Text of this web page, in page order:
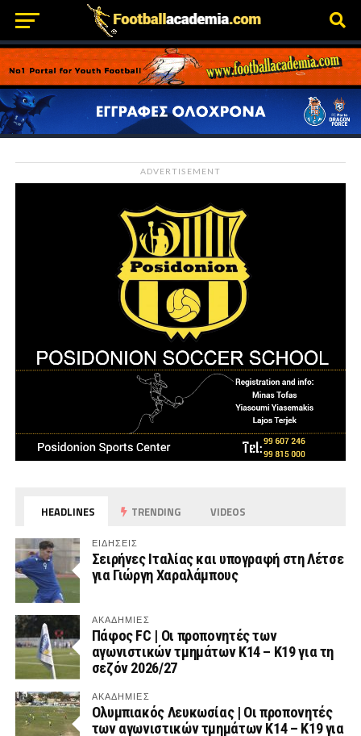
ADVERTISEMENT
HEADLINES TRENDING VIDEOS
ΕΙΔΗΣΕΙΣ
Σειρήνες Ιταλίας και υπογραφή στη Λέτσε
για Γιώργη Χαραλάμπους
ΑΚΑΔΗΜΙΕΣ
Πάφος FC | Οι προπονητές των
αγωνιστικών τμημάτων Κ14 – Κ19 για τη
σεζόν 2026/27
ΑΚΑΔΗΜΙΕΣ
Ολυμπιακός Λευκωσίας | Οι προπονητές
των αγωνιστικών τμημάτων Κ14 – Κ19 για